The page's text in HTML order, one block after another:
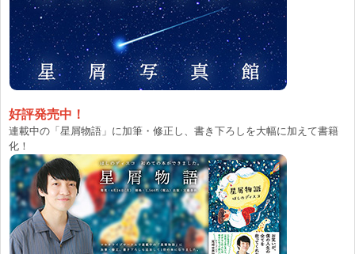
好評発売中！
連載中の「星屑物語」に加筆・修正し、書き下ろしを大幅に加えて書籍
化！